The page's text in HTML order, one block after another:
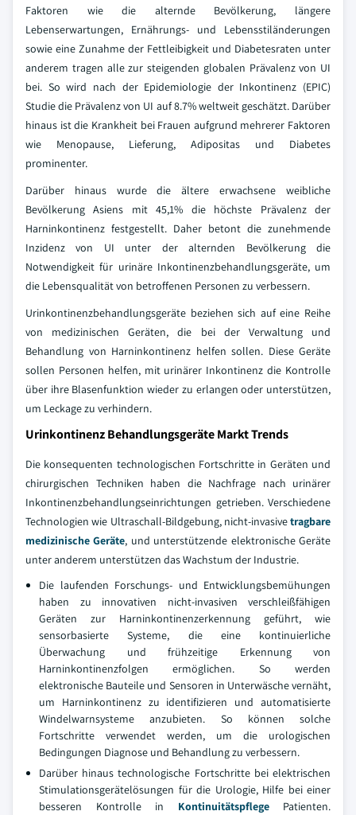
Faktoren wie die alternde Bevölkerung, längere
Lebenserwartungen, Ernährungs- und Lebensstiländerungen
sowie eine Zunahme der Fettleibigkeit und Diabetesraten unter
anderem tragen alle zur steigenden globalen Prävalenz von UI
bei. So wird nach der Epidemiologie der Inkontinenz (EPIC)
Studie die Prävalenz von UI auf 8.7% weltweit geschätzt. Darüber
hinaus ist die Krankheit bei Frauen aufgrund mehrerer Faktoren
wie Menopause, Lieferung, Adipositas und Diabetes
prominenter.
Darüber hinaus wurde die ältere erwachsene weibliche
Bevölkerung Asiens mit 45,1% die höchste Prävalenz der
Harninkontinenz festgestellt. Daher betont die zunehmende
Inzidenz von UI unter der alternden Bevölkerung die
Notwendigkeit für urinäre Inkontinenzbehandlungsgeräte, um
die Lebensqualität von betroffenen Personen zu verbessern.
Urinkontinenzbehandlungsgeräte beziehen sich auf eine Reihe
von medizinischen Geräten, die bei der Verwaltung und
Behandlung von Harninkontinenz helfen sollen. Diese Geräte
sollen Personen helfen, mit urinärer Inkontinenz die Kontrolle
über ihre Blasenfunktion wieder zu erlangen oder unterstützen,
um Leckage zu verhindern.
Urinkontinenz Behandlungsgeräte Markt Trends
Die konsequenten technologischen Fortschritte in Geräten und
chirurgischen Techniken haben die Nachfrage nach urinärer
Inkontinenzbehandlungseinrichtungen getrieben. Verschiedene
Technologien wie Ultraschall-Bildgebung, nicht-invasivetragbare
medizinische Geräte, und unterstützende elektronische Geräte
unter anderem unterstützen das Wachstum der Industrie.
Die laufenden Forschungs- und Entwicklungsbemühungen
haben zu innovativen nicht-invasiven verschleißfähigen
Geräten zur Harninkontinenzerkennung geführt, wie
sensorbasierte Systeme, die eine kontinuierliche
Überwachung und frühzeitige Erkennung von
Harninkontinenzfolgen ermöglichen. So werden
elektronische Bauteile und Sensoren in Unterwäsche vernäht,
um Harninkontinenz zu identifizieren und automatisierte
Windelwarnsysteme anzubieten. So können solche
Fortschritte verwendet werden, um die urologischen
Bedingungen Diagnose und Behandlung zu verbessern.
Darüber hinaus technologische Fortschritte bei elektrischen
Stimulationsgerätelösungen für die Urologie, Hilfe bei einer
besseren Kontrolle in KontinuitätspflegePatienten.